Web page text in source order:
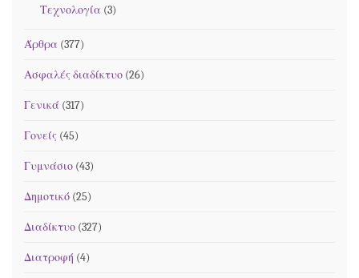
Τεχνολογία (3)
Άρθρα (377)
Ασφαλές διαδίκτυο (26)
Γενικά (317)
Γονείς (45)
Γυμνάσιο (43)
Δημοτικό (25)
Διαδίκτυο (327)
Διατροφή (4)